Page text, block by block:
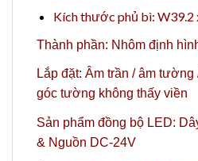
Kích thước phủ bì: W39.2
Thành phần: Nhôm định
Lắp đặt: Âm trần / âm
góc tường không thấy viền
Sản phẩm đồng bộ LED:
& Nguồn DC-24V